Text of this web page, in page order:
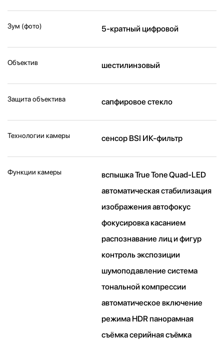
Зум (фото) 5-кратный цифровой
Объектив шестилинзовый
Защита объектива сапфировое стекло
Технологии камеры cенсор BSI ИК-фильтр
Функции камеры
вспышка True Tone Quad-LED
автоматическая стабилизация
изображения автофокус
фокусировка касанием
распознавание лиц и фигур
контроль экспозиции
шумоподавление система
тональной компрессии
автоматическое включение
режима HDR панорамная
съёмка серийная съëмка